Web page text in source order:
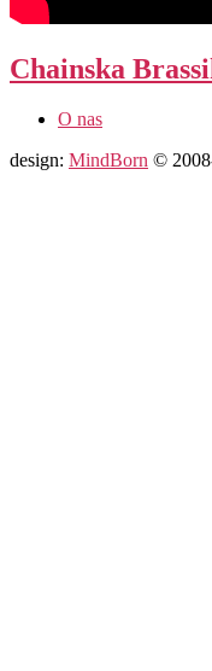
Chainska
O nas
design: MindBorn ©